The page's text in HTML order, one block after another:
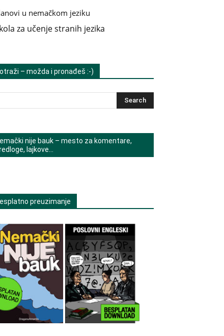
u nemačkom jeziku
za učenje stranih jezika
– možda i pronađeš :-)
nije bauk – mesto za komentare,
lajkove…
preuzimanje